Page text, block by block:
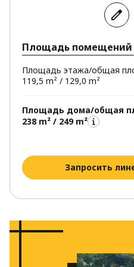
Площадь помещений
Площадь этажа/общая
119,5 m² / 129,0 m²
Площадь дома/общая
238 m² / 249 m²
Запросить